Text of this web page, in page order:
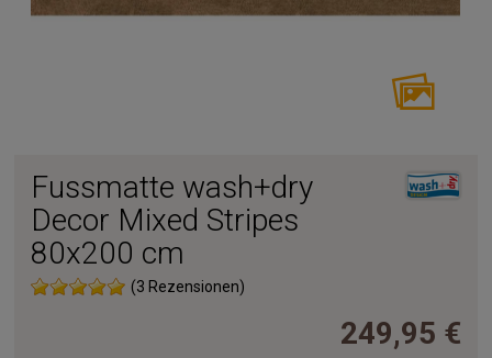
Fussmatte wash+dry
Decor Mixed Stripes
80x200 cm
(3 Rezensionen)
249,95 €